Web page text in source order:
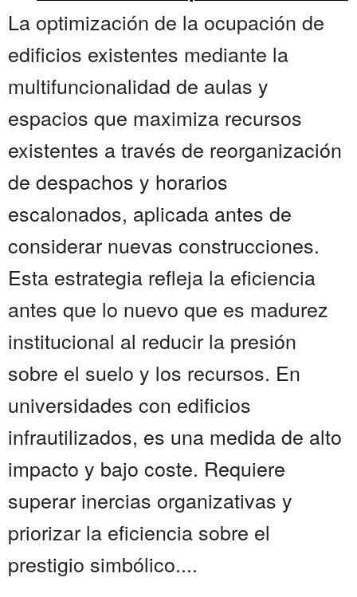
La optimización de la ocupación de
edificios existentes mediante la
multifuncionalidad de aulas y
espacios que maximiza recursos
existentes a través de reorganización
de despachos y horarios
escalonados, aplicada antes de
considerar nuevas construcciones.
Esta estrategia refleja la eficiencia
antes que lo nuevo que es madurez
institucional al reducir la presión
sobre el suelo y los recursos. En
universidades con edificios
infrautilizados, es una medida de alto
impacto y bajo coste. Requiere
superar inercias organizativas y
priorizar la eficiencia sobre el
prestigio simbólico....